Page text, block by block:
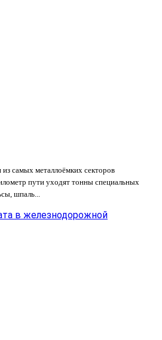
самых металлоёмких секторов
пути уходят тонны специальных
шпаль...
в железнодорожной